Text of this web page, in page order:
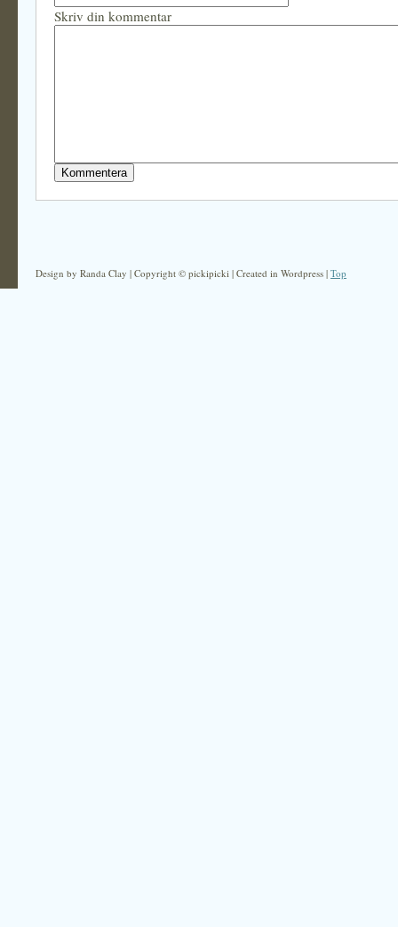
Skriv din kommentar
Design by Randa Clay | Copyright © pickipicki | Created in Wordpress | Top